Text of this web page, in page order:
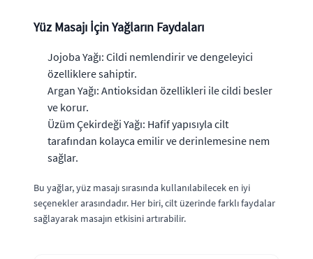
Yüz Masajı İçin Yağların Faydaları
Jojoba Yağı: Cildi nemlendirir ve dengeleyici
özelliklere sahiptir.
Argan Yağı: Antioksidan özellikleri ile cildi besler
ve korur.
Üzüm Çekirdeği Yağı: Hafif yapısıyla cilt
tarafından kolayca emilir ve derinlemesine nem
sağlar.
Bu yağlar, yüz masajı sırasında kullanılabilecek en iyi
seçenekler arasındadır. Her biri, cilt üzerinde farklı faydalar
sağlayarak masajın etkisini artırabilir.